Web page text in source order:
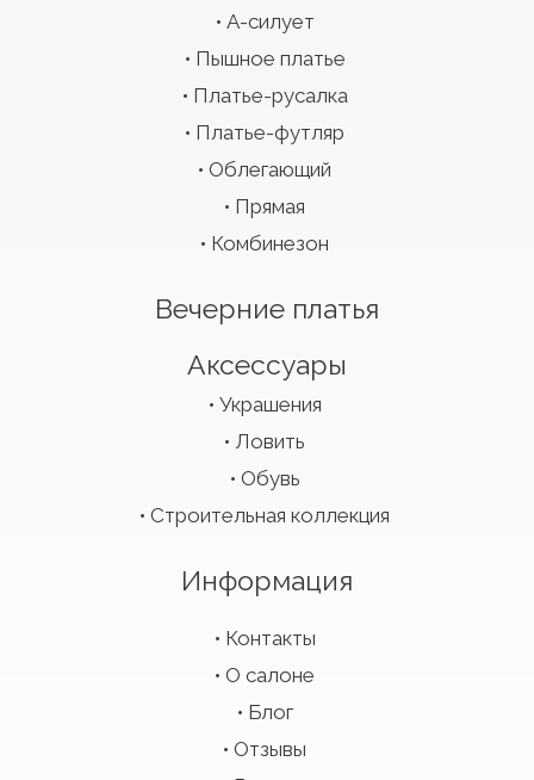
А-силует
Пышное платье
Платье-русалка
Платье-футляр
Облегающий
Прямая
Комбинезон
Вечерние платья
Аксессуары
Украшения
Ловить
Обувь
Строительная коллекция
Информация
Контакты
О салоне
Блог
Отзывы